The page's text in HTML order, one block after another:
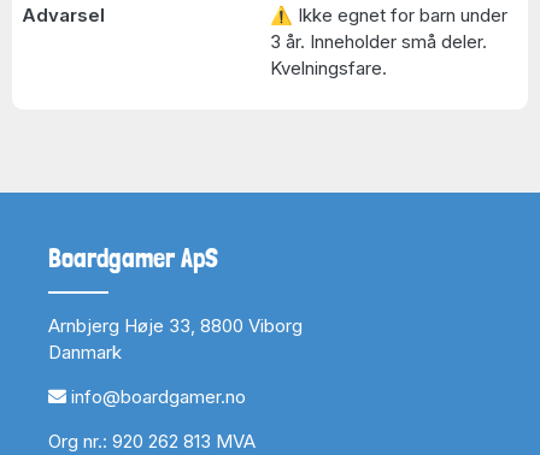
Advarsel
⚠ Ikke egnet for barn under
3 år. Inneholder små deler.
Kvelningsfare.
Boardgamer ApS
Arnbjerg Høje 33, 8800 Viborg
Danmark
info@boardgamer.no
Org nr.: 920 262 813 MVA